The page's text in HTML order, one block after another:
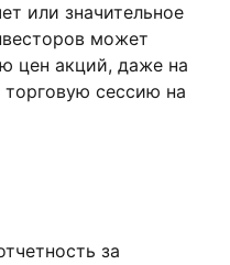
или значительное
может
цен акций, даже на
торговую сессию на
за